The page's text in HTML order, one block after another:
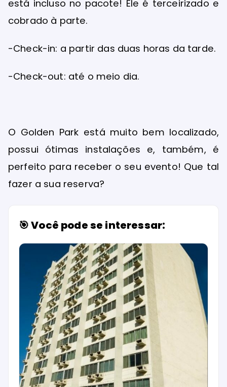
está incluso no pacote! Ele é terceirizado e
cobrado à parte.
-Check-in: a partir das duas horas da tarde.
-Check-out: até o meio dia.
O Golden Park está muito bem localizado,
possui ótimas instalações e, também, é
perfeito para receber o seu evento! Que tal
fazer a sua reserva?
🎯 Você pode se interessar: